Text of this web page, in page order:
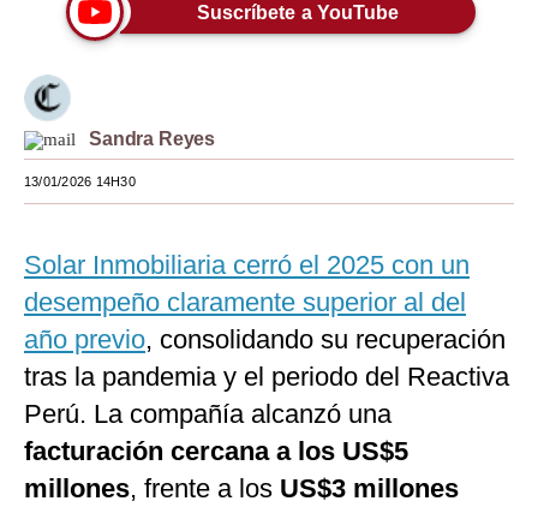
Mundo
México
España
Internacional
Tecnología
Club del Suscriptor
Mix
G de Gestión
Notas Contratadas
Podcast
Suscríbete a YouTube
Sandra Reyes
13/01/2026 14H30
Solar Inmobiliaria cerró el 2025 con un
desempeño claramente superior al del
año previo, consolidando su recuperación
tras la pandemia y el periodo del Reactiva
Perú. La compañía alcanzó una
facturación cercana a los US$5
millones, frente a los US$3 millones